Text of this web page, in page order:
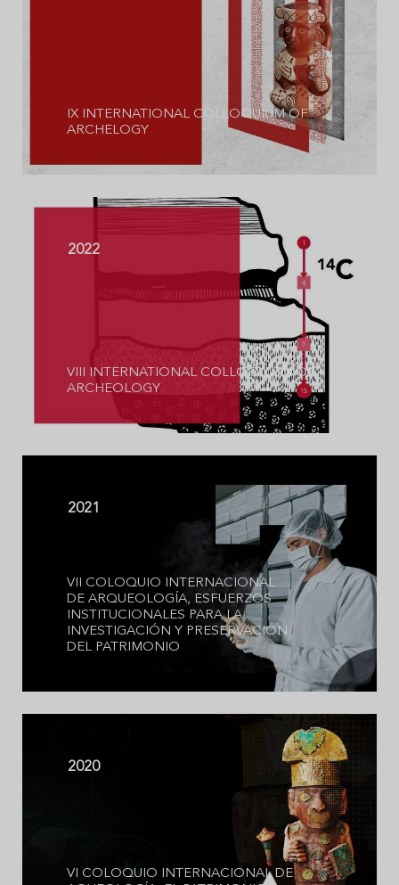
IX INTERNATIONAL COLLOQUIUM OF
ARCHELOGY
2022
VIII INTERNATIONAL COLLOQUIUM OF
ARCHEOLOGY
2021
VII COLOQUIO INTERNACIONAL
DE ARQUEOLOGÍA, ESFUERZOS
INSTITUCIONALES PARA LA
INVESTIGACIÓN Y PRESERVACIÓN
DEL PATRIMONIO
2020
VI COLOQUIO INTERNACIONAL DE